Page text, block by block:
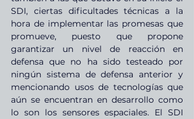
SDI, ciertas dificultades técnicas a la
hora de implementar las promesas que
promueve, puesto que propone
garantizar un nivel de reacción en
defensa que no ha sido testeado por
ningún sistema de defensa anterior y
mencionando usos de tecnologías que
aún se encuentran en desarrollo como
lo son los sensores espaciales. El SDI